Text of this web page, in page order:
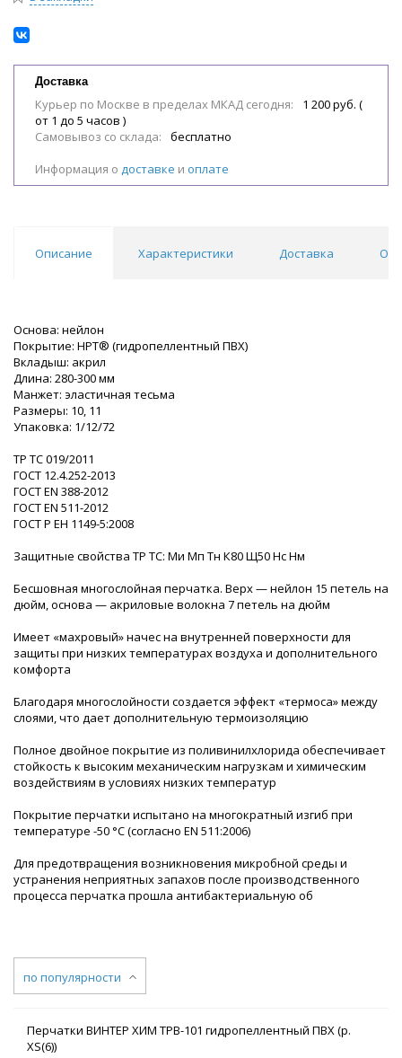
Доставка
Курьер по Москве в пределах МКАД сегодня:
1 200 руб. (
от 1 до 5 часов )
Самовывоз со склада:
бесплатно
Информация о доставке и оплате
Описание Характеристики Доставка
Основа: нейлон
Покрытие: HPT® (гидропеллентный ПВХ)
Вкладыш: акрил
Длина: 280-300 мм
Манжет: эластичная тесьма
Размеры: 10, 11
Упаковка: 1/12/72
ТР ТС 019/2011
ГОСТ 12.4.252-2013
ГОСТ ЕN 388-2012
ГОСТ EN 511-2012
ГОСТ Р ЕН 1149-5:2008
Защитные свойства ТР ТС: Ми Мп Тн К80 Щ50 Нс Нм
Бесшовная многослойная перчатка. Верх — нейлон 15 петель на
дюйм, основа — акриловые волокна 7 петель на дюйм
Имеет «махровый» начес на внутренней поверхности для
защиты при низких температурах воздуха и дополнительного
комфорта
Благодаря многослойности создается эффект «термоса» между
слоями, что дает дополнительную термоизоляцию
Полное двойное покрытие из поливинилхлорида обеспечивает
стойкость к высоким механическим нагрузкам и химическим
воздействиям в условиях низких температур
Покрытие перчатки испытано на многократный изгиб при
температуре -50 °С (согласно EN 511:2006)
Для предотвращения возникновения микробной среды и
устранения неприятных запахов после производственного
процесса перчатка прошла антибактериальную об
по популярности
Перчатки ВИНТЕР ХИМ TPB-101 гидропеллентный ПВХ (р.
XS(6))